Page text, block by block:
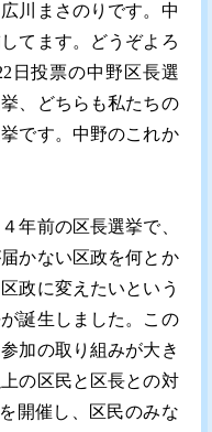
川まさのりです。中
てます。どうぞよろ
日投票の中野区長選
、どちらも私たちの
です。中野のこれか
年前の区長選挙で、
かない区政を何とか
政に変えたいという
誕生しました。この
加の取り組みが大き
の区民と区長との対
開催し、区民のみな